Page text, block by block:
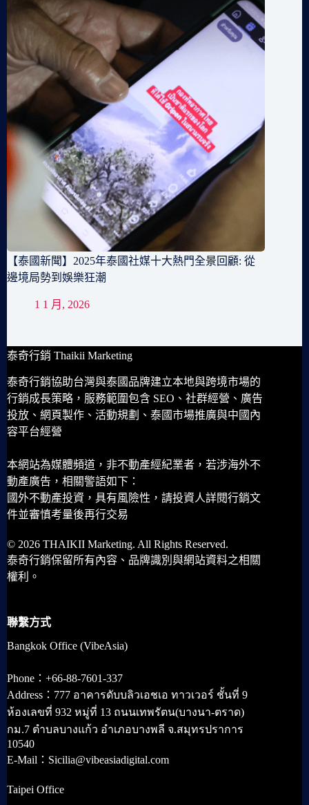
【泰國新聞】2025年泰國社媒十大熱門全景回顧: 從
邊境局勢到娛樂狂潮
1 1 月, 2026
泰奇行銷 Thaikii Marketing
泰奇行銷協助台灣與泰國品牌建立本地與跨境市場的
行銷成長策略，服務範圍包含 SEO、社群經營、廣告
投放、網頁製作、活動規劃、泰國市場推廣與中國內
容平台經營
本網站為媒體頻道，非不動產經紀業者，若涉海外不
動產廣告，相關警語如下：
國外不動產投資，具有風險性，請投資人詳閱行銷文
件並審慎考量後再行交易
© 2026 THAIKII Marketing. All Rights Reserved.
泰奇行銷保留所有內容、品牌識別與網站資料之相關
權利。
聯繫方式
Bangkok Office (VibeAsia)
Phone：+66-88-7601-337
Address：777 อาคารดับบลิวเอชเอ ทาวเวอร์ ชั้นที่ 9
ห้องเลขที่ 932 หมู่ที่ 13 ถนนเทพรัตน(บางนา-ตราด)
กม.7 ตำบลบางแก้ว อำเภอบางพลี จ.สมุทรปราการ
10540
E-Mail：Sicilia@vibeasiadigital.com
Taipei Office